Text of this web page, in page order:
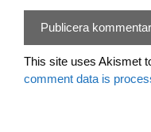
This site uses Akismet
comment data is